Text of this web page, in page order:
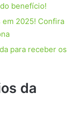
benefício!
2025! Confira
para receber os
da